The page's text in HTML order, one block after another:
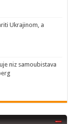
Ukrajinom, a
niz samoubistava